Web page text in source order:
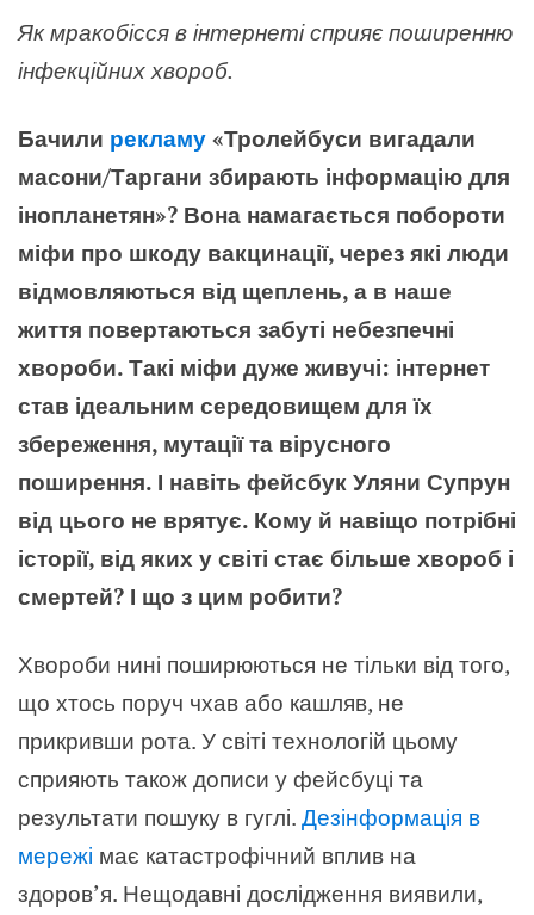
Як мракобісся в інтернеті сприяє поширенню
інфекційних хвороб.
Бачили рекламу «Тролейбуси вигадали
масони/Таргани збирають інформацію для
інопланетян»? Вона намагається побороти
міфи про шкоду вакцинації, через які люди
відмовляються від щеплень, а в наше
життя повертаються забуті небезпечні
хвороби. Такі міфи дуже живучі: інтернет
став ідеальним середовищем для їх
збереження, мутації та вірусного
поширення. І навіть фейсбук Уляни Супрун
від цього не врятує. Кому й навіщо потрібні
історії, від яких у світі стає більше хвороб і
смертей? І що з цим робити?
Хвороби нині поширюються не тільки від того,
що хтось поруч чхав або кашляв, не
прикривши рота. У світі технологій цьому
сприяють також дописи у фейсбуці та
результати пошуку в гуглі. Дезінформація в
мережі має катастрофічний вплив на
здоров’я. Нещодавні дослідження виявили,